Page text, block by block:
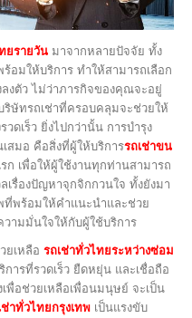
ยรายวัน มาจากหลายปัจจัย ทั้ง
อมให้บริการ ทำให้สามารถเลือก
งตัว ไม่ว่าภารกิจของคุณจะอยู่
ริษัทรถเช่าที่ครอบคลุมจะช่วยให้
ดเร็ว ยิ่งไปกว่านั้น การบำรุง
สมอ คือสิ่งที่ผู้ให้บริการรถเช่าขน
เพื่อให้ผู้ใช้งานทุกท่านสามารถ
เรื่องปัญหาจุกจิกกวนใจ ทั้งยังมา
พร้อมให้คำแนะนำและช่วย
วามมั่นใจให้กับผู้ใช้บริการ
เหลือ รถเช่าทั่วไทยระหว่างซ่อม
ารที่รวดเร็ว ยืดหยุ่น และเชื่อถือ
พื่อช่วยเหลือเพื่อนมนุษย์ จะเป็น
ช่าทั่วไทยกรุงเทพ เป็นแรงขับ